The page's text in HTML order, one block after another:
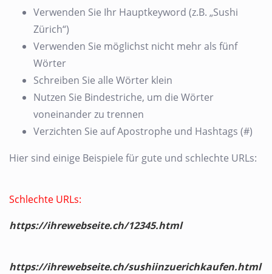
Verwenden Sie Ihr Hauptkeyword (z.B. „Sushi
Zürich“)
Verwenden Sie möglichst nicht mehr als fünf
Wörter
Schreiben Sie alle Wörter klein
Nutzen Sie Bindestriche, um die Wörter
voneinander zu trennen
Verzichten Sie auf Apostrophe und Hashtags (#)
Hier sind einige Beispiele für gute und schlechte URLs:
Schlechte URLs:
https://ihrewebseite.ch/12345.html
https://ihrewebseite.ch/sushiinzuerichkaufen.html